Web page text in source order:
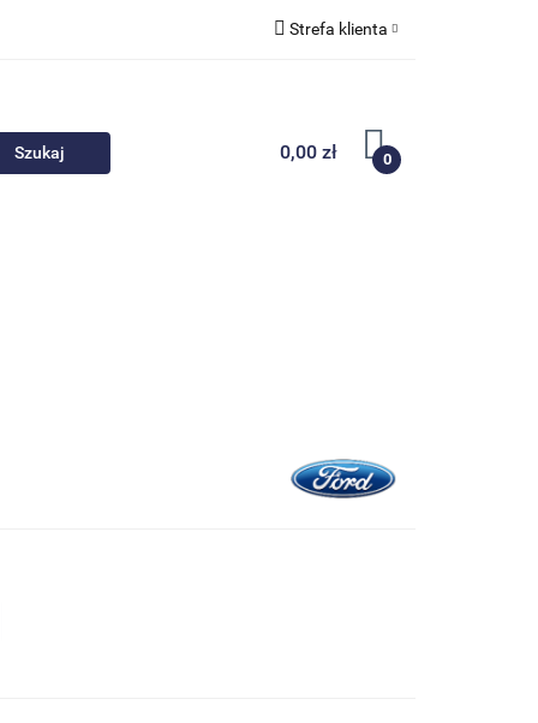
Strefa klienta
Zarejestruj się
Dodaj zgłoszenie
0,00 zł 0